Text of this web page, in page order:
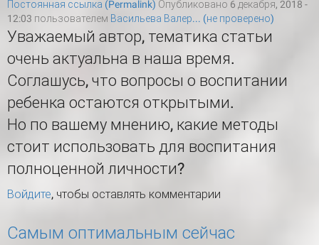
Постоянная ссылка (Permalink) Опубликовано 6 декабря, 2018 -
12:03 пользователем Васильева Валер... (не проверено)
Уважаемый автор, тематика статьи
очень актуальна в наша время.
Соглашусь, что вопросы о воспитании
ребенка остаются открытыми.
Но по вашему мнению, какие методы
стоит использовать для воспитания
полноценной личности?
Войдите, чтобы оставлять комментарии
Самым оптимальным сейчас